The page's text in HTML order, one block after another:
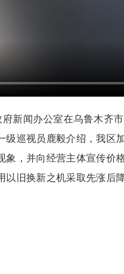
闻办公室在乌鲁木齐市
级巡视员鹿毅介绍，我
象，并向经营主体宣传价
以旧换新之机采取先涨后